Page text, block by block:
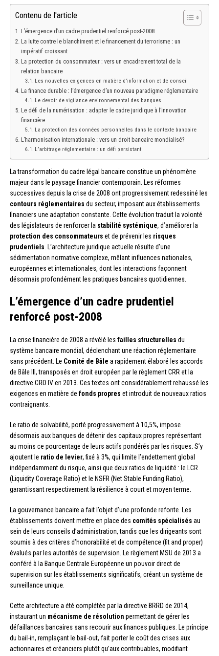
Contenu de l'article
L’émergence d’un cadre prudentiel renforcé post-2008
La lutte contre le blanchiment et le financement du terrorisme : un
impératif croissant
La protection du consommateur : vers un encadrement total de la
relation bancaire
Les nouvelles exigences en matière d’information et de conseil
La finance durable : l’émergence d’un nouveau paradigme réglementaire
Le devoir de vigilance environnemental des banques
Le défi de la numérisation : adapter le cadre juridique à l’innovation
financière
La protection des données personnelles dans le contexte bancaire
L’harmonisation internationale : vers un droit bancaire mondialisé?
L’arbitrage réglementaire : un défi persistant
La transformation du cadre légal bancaire constitue un phénomène
majeur dans le paysage financier contemporain. Les réformes
successives depuis la crise de 2008 ont progressivement redessiné les
contours réglementaires du secteur, imposant aux établissements
financiers une adaptation constante. Cette évolution traduit la volonté
des législateurs de renforcer la stabilité systémique, d’améliorer la
protection des consommateurs et de prévenir les risques
prudentiels. L’architecture juridique actuelle résulte d’une
sédimentation normative complexe, mêlant influences nationales,
européennes et internationales, dont les interactions façonnent
désormais profondément les pratiques bancaires quotidiennes.
L’émergence d’un cadre prudentiel
renforcé post-2008
La crise financière de 2008 a révélé les failles structurelles du
système bancaire mondial, déclenchant une réaction réglementaire
sans précédent. Le Comité de Bâle a rapidement élaboré les accords
de Bâle III, transposés en droit européen par le règlement CRR et la
directive CRD IV en 2013. Ces textes ont considérablement rehaussé les
exigences en matière de fonds propres et introduit de nouveaux ratios
contraignants.
Le ratio de solvabilité, porté progressivement à 10,5%, impose
désormais aux banques de détenir des capitaux propres représentant
au moins ce pourcentage de leurs actifs pondérés par les risques. S’y
ajoutent le ratio de levier, fixé à 3%, qui limite l’endettement global
indépendamment du risque, ainsi que deux ratios de liquidité : le LCR
(Liquidity Coverage Ratio) et le NSFR (Net Stable Funding Ratio),
garantissant respectivement la résilience à court et moyen terme.
La gouvernance bancaire a fait l’objet d’une profonde refonte. Les
établissements doivent mettre en place des comités spécialisés au
sein de leurs conseils d’administration, tandis que les dirigeants sont
soumis à des critères d’honorabilité et de compétence (fit and proper)
évalués par les autorités de supervision. Le règlement MSU de 2013 a
conféré à la Banque Centrale Européenne un pouvoir direct de
supervision sur les établissements significatifs, créant un système de
surveillance unique.
Cette architecture a été complétée par la directive BRRD de 2014,
instaurant un mécanisme de résolution permettant de gérer les
défaillances bancaires sans recourir aux finances publiques. Le principe
du bail-in, remplaçant le bail-out, fait porter le coût des crises aux
actionnaires et créanciers plutôt qu’aux contribuables, modifiant